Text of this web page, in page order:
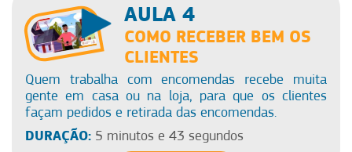
AULA 4
COMO RECEBER BEM OS
CLIENTES
Quem trabalha com encomendas recebe muita
gente em casa ou na loja, para que os clientes
façam pedidos e retirada das encomendas.
DURAÇÃO:5 minutos e 43 segundos